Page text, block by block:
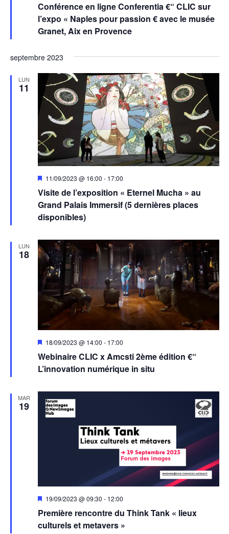
Conférence en ligne Conferentia €“ CLIC sur
l’expo « Naples pour passion € avec le musée
Granet, Aix en Provence
avant
septembre 2023
LUN
11
Visite de l’exposition « Eternel Mucha » au
Grand Palais Immersif (5 dernières places
disponibles)
Mis
avant
11/09/2023 @ 16:00 - 17:00
LUN
18
Webinaire CLIC x Amcsti 2ème édition €“
L’innovation numérique in situ
Mis
avant
18/09/2023 @ 14:00 - 17:00
MAR
19
Première rencontre du Think Tank « lieux
culturels et metavers »
Mis
avant
19/09/2023 @ 09:30 - 12:00